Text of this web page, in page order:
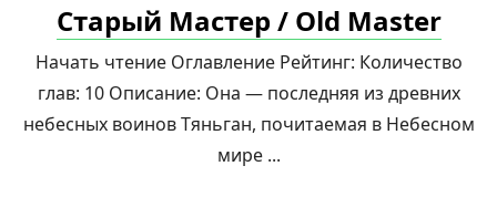
Старый Мастер / Old Master
Начать чтение Оглавление Рейтинг: Количество
глав: 10 Описание: Она — последняя из древних
небесных воинов Тяньган, почитаемая в Небесном
мире ...